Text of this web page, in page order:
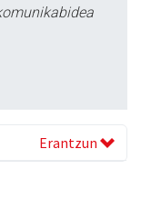
Erantzun